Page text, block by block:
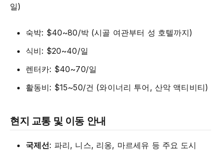
일)
숙박: $40~80/박 (시골 여관부터 성 호텔까지)
식비: $20~40/일
렌터카: $40~70/일
활동비: $15~50/건 (와이너리 투어, 산악 액티비티)
현지 교통 및 이동 안내
국제선: 파리, 니스, 리옹, 마르세유 등 주요 도시